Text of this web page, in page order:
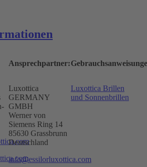
Ansprechpartner:
Luxottica
GERMANY
GMBH
Werner von
Siemens Ring 14
85630 Grassbrunn
Deutschland
info@essilorluxottica.com
Luxottica Brillen
und Sonnenbrillen